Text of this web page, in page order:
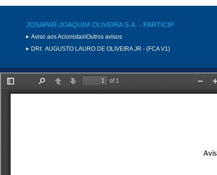
JOSAPAR-JOAQUIM OLIVEIRA S.A. - PARTICIP
Aviso aos Acionistas\Outros avisos
DRI: AUGUSTO LAURO DE OLIVEIRA JR - (FCA V1)